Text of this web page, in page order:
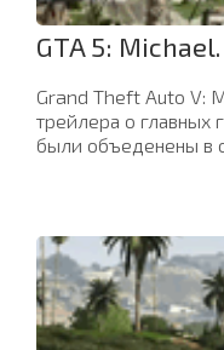
GTA 5:
Grand Theft Auto V:
трейлера о главных
были объеденены в